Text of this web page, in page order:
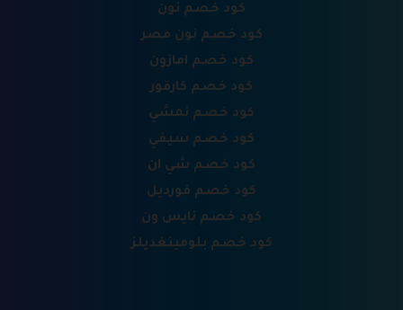
كود خصم نون
كود خصم نون مصر
كود خصم امازون
كود خصم كارفور
كود خصم نمشي
كود خصم سيفي
كود خصم شي ان
كود خصم فورديل
كود خصم نايس ون
كود خصم بلومينغديلز